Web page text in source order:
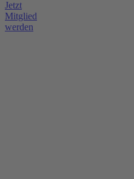
Jetzt
Mitglied
werden